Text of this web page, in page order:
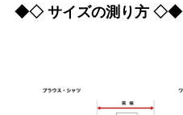
◆◇ サイズの測り方 ◇◆